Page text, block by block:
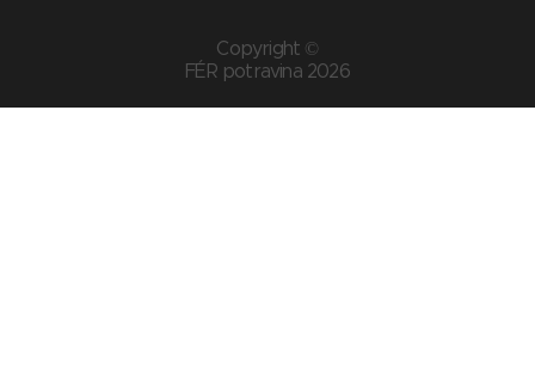
Copyright ©
FÉR potravina 2026